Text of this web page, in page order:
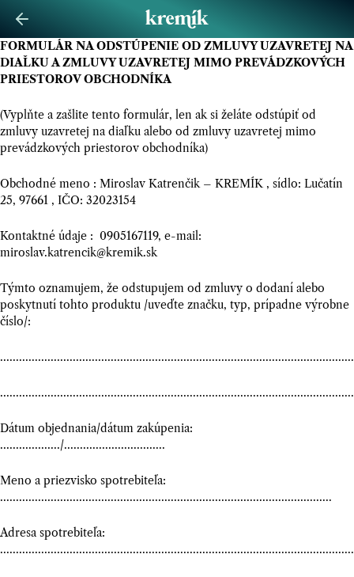
FORMULÁR NA ODSTÚPENIE OD ZMLUVY UZAVRETEJ NA
DIAĽKU A ZMLUVY UZAVRETEJ MIMO PREVÁDZKOVÝCH
PRIESTOROV OBCHODNÍKA
(Vyplňte a zašlite tento formulár, len ak si želáte odstúpiť od
zmluvy uzavretej na diaľku alebo od zmluvy uzavretej mimo
prevádzkových priestorov obchodníka)
Obchodné meno : Miroslav Katrenčik – KREMÍK , sídlo: Lučatín
25, 97661 , IČO: 32023154
Kontaktné údaje : 0905167119, e-mail:
miroslav.katrencik@kremik.sk
Týmto oznamujem, že odstupujem od zmluvy o dodaní alebo
poskytnutí tohto produktu /uveďte značku, typ, prípadne výrobne
číslo/:
Dátum objednania/dátum zakúpenia:
.................../................................
Meno a priezvisko spotrebiteľa:
.........................................................................................................
Adresa spotrebiteľa: